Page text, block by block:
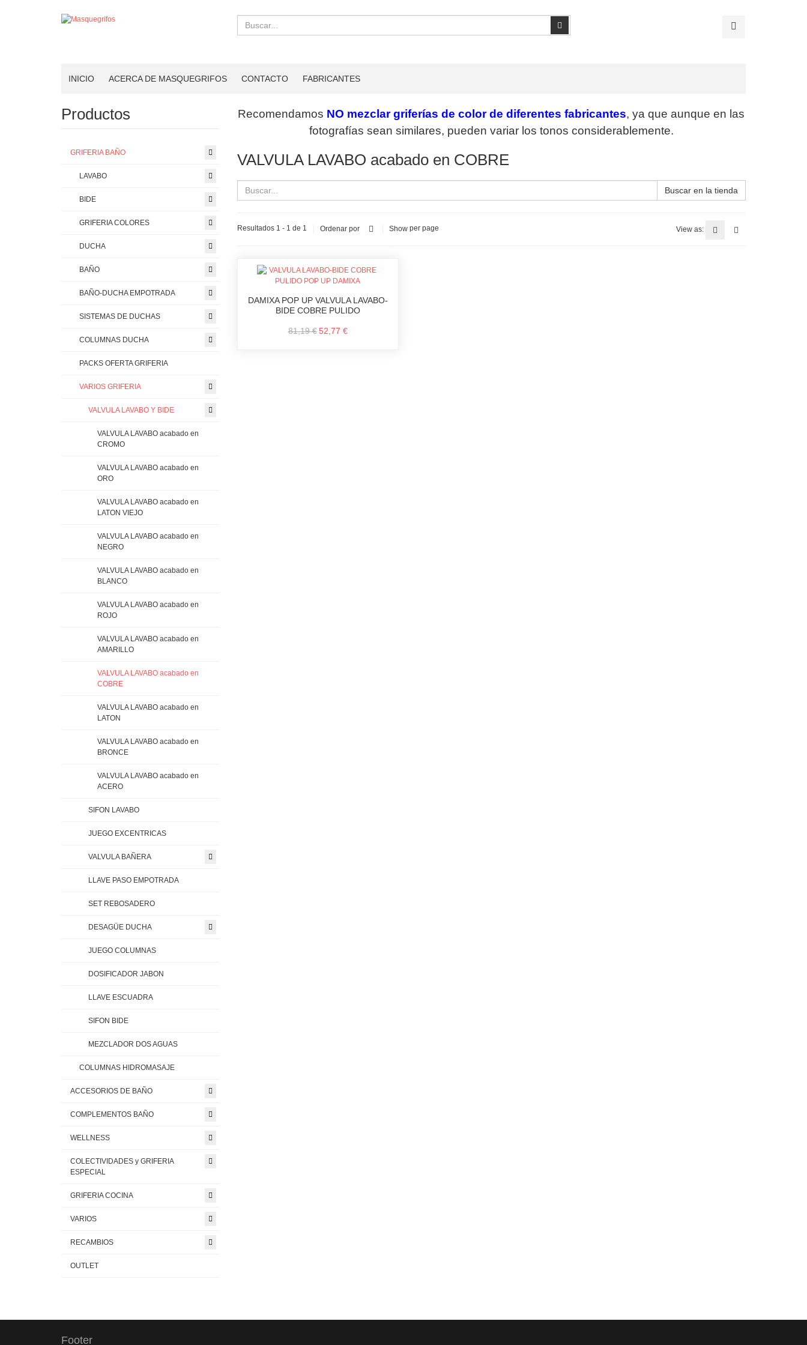
Buscar
INICIO ACERCA DE MASQUEGRIFOS CONTACTO FABRICANTES
Recomendamos NO mezclar griferías de color de diferentes fabricantes, ya que aunque en las
fotografías sean similares, pueden variar los tonos considerablemente.
VALVULA LAVABO acabado en COBRE
Buscar en la tienda
Resultados 1 - 1 de 1 Ordenar por Show per page View as:
DAMIXA POP UP VALVULA LAVABO-
BIDE COBRE PULIDO
81,19 € 52,77 €
Productos
GRIFERIA BAÑO
LAVABO
BIDE
GRIFERIA COLORES
DUCHA
BAÑO
BAÑO-DUCHA EMPOTRADA
SISTEMAS DE DUCHAS
COLUMNAS DUCHA
PACKS OFERTA GRIFERIA
VARIOS GRIFERIA
VALVULA LAVABO Y BIDE
VALVULA LAVABO acabado en
CROMO
VALVULA LAVABO acabado en
ORO
VALVULA LAVABO acabado en
LATON VIEJO
VALVULA LAVABO acabado en
NEGRO
VALVULA LAVABO acabado en
BLANCO
VALVULA LAVABO acabado en
ROJO
VALVULA LAVABO acabado en
AMARILLO
VALVULA LAVABO acabado en
COBRE
VALVULA LAVABO acabado en
LATON
VALVULA LAVABO acabado en
BRONCE
VALVULA LAVABO acabado en
ACERO
SIFON LAVABO
JUEGO EXCENTRICAS
VALVULA BAÑERA
LLAVE PASO EMPOTRADA
SET REBOSADERO
DESAGÜE DUCHA
JUEGO COLUMNAS
DOSIFICADOR JABON
LLAVE ESCUADRA
SIFON BIDE
MEZCLADOR DOS AGUAS
COLUMNAS HIDROMASAJE
ACCESORIOS DE BAÑO
COMPLEMENTOS BAÑO
WELLNESS
COLECTIVIDADES y GRIFERIA
ESPECIAL
GRIFERIA COCINA
VARIOS
RECAMBIOS
OUTLET
Footer